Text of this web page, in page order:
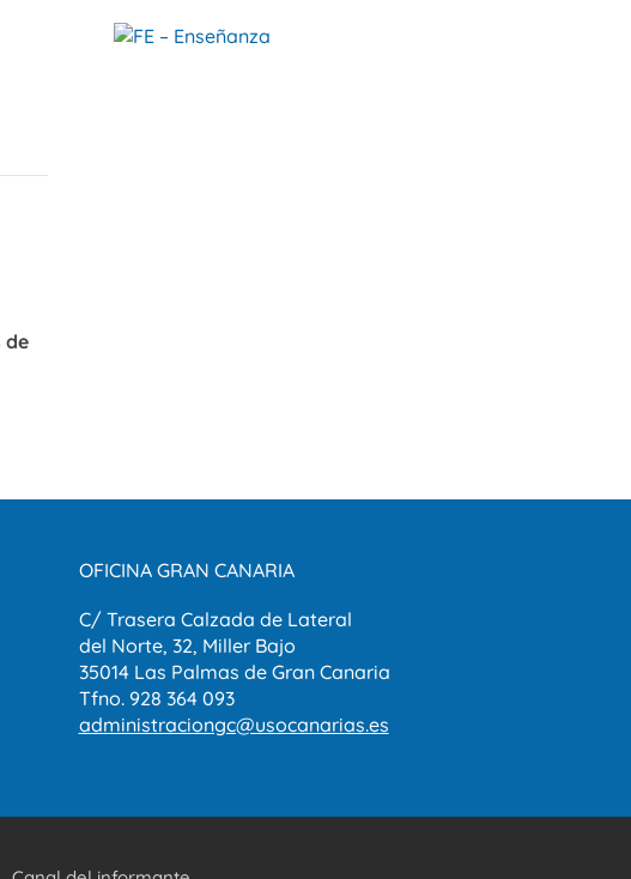
de
OFICINA GRAN CANARIA
C/ Trasera Calzada de Lateral
del Norte, 32, Miller Bajo
35014 Las Palmas de Gran Canaria
Tfno. 928 364 093
administraciongc@usocanarias.es